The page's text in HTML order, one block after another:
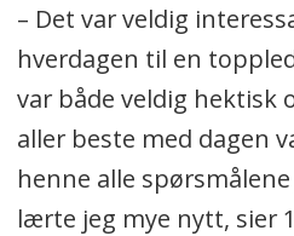
– Det var veldig
hverdagen til en
var både veldig hektisk
aller beste med dagen
henne alle
lærte jeg mye nytt, sier